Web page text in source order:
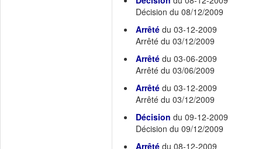
Décision du 08/12/2009
Arrêté du 03-12-2009
Arrêté du 03/12/2009
Arrêté du 03-06-2009
Arrêté du 03/06/2009
Arrêté du 03-12-2009
Arrêté du 03/12/2009
Décision du 09-12-2009
Décision du 09/12/2009
Arrêté du 08-12-2009